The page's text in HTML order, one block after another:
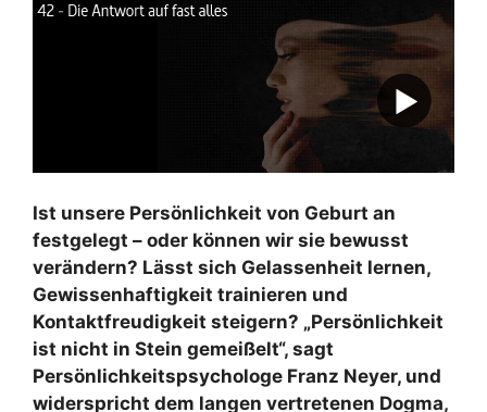
Ist unsere Persönlichkeit von Geburt an
festgelegt – oder können wir sie bewusst
verändern? Lässt sich Gelassenheit lernen,
Gewissenhaftigkeit trainieren und
Kontaktfreudigkeit steigern? „Persönlichkeit
ist nicht in Stein gemeißelt“, sagt
Persönlichkeitspsychologe Franz Neyer, und
widerspricht dem langen vertretenen Dogma,